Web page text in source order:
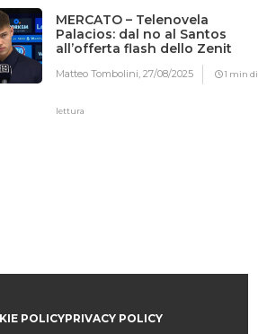
MERCATO – Telenovela
Palacios: dal no al Santos
all’offerta flash dello Zenit
Matteo Tombolini,27/08/2025 1 min di
lettura
POLICYPRIVACY POLICY